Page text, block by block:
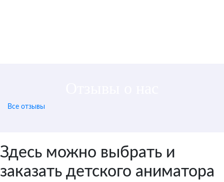
Все отзывы
Здесь можно выбрать и
заказать детского аниматора